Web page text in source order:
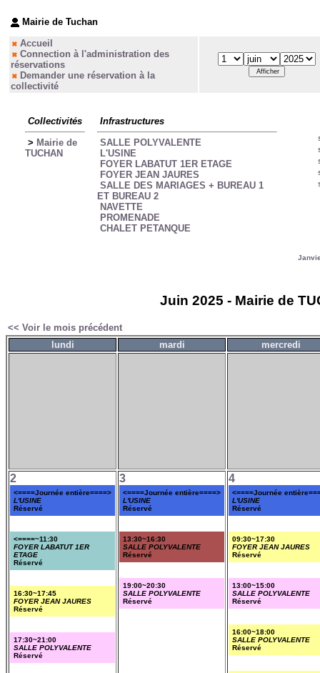
Mairie de Tuchan
Accueil
Connection à l'administration des
réservations
Demander une réservation à la
collectivité
Collectivités
> Mairie de
TUCHAN
Infrastructures
SALLE POLYVALENTE
L'USINE
FOYER LABATUT 1ER ETAGE
FOYER JEAN JAURES
SALLE DES MARIAGES + BUREAU 1
ET BUREAU 2
NAVETTE
PROMENADE
CHALET PETANQUE
Juin 2025 - Mairie de
<< Voir le mois précédent
lundi
mardi mercredi
2
<====Journée entière====>
L'USINE
Réservé
<====~11:30
FOYER LABATUT 1ER
ETAGE
Réservé
16:30~17:45
FOYER JEAN JAURES
Réservé
17:30~21:00
SALLE POLYVALENTE
Réservé
3
<====Journée entière====>
L'USINE
Réservé
13:30~16:30
SALLE POLYVALENTE
Réservé
19:00~20:30
SALLE POLYVALENTE
Réservé
4
<====Journée
L'USINE
Réservé
09:30~17:30
FOYER JEAN JAURES
Réservé
13:00~15:00
SALLE POLYVALENTE
Réservé
16:00~18:00
SALLE POLYVALENTE
Réservé